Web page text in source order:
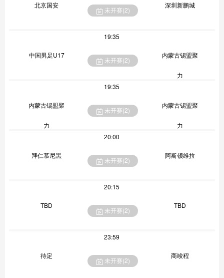
北京国安 深圳新鹏城
未开赛(2)
19:35
中国男足U17 内蒙古锡盟聚
力
未开赛(2)
19:35
内蒙古锡盟聚
力
内蒙古锡盟聚
力
未开赛(2)
20:00
拜仁慕尼黑 阿斯顿维拉
未开赛(2)
20:15
TBD TBD
未开赛(2)
23:59
待定 商竣程
未开赛(2)